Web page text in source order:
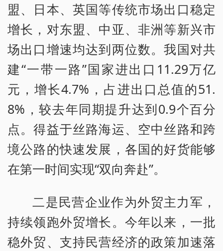
盟、日本、英国等传统市场出口稳定
增长，对东盟、中亚、非洲等新兴市
场出口增速均达到两位数。我国对共
建“一带一路”国家进出口11.29万亿
元，增长4.7%，占进出口总值的51.
8%，较去年同期提升达到0.9个百分
点。得益于丝路海运、空中丝路和跨
境公路的快速发展，各国的好货能够
在第一时间实现“双向奔赴”。
二是民营企业作为外贸主力军，
持续领跑外贸增长。今年以来，一批
稳外贸、支持民营经济的政策加速落